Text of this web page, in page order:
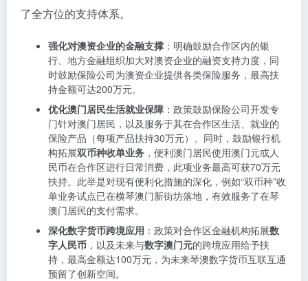
了全方位的支持体系。
强化对澳资企业的金融支撑 ：明确鼓励合作区内的银
行、地方金融组织加大对澳资企业的融资支持力度，同
时鼓励保险公司为澳资企业提供各类保险服务，最高扶
持金额可达200万元。
优化澳门居民生活就业保障 ：政策鼓励保险公司开发专
门针对澳门居民，以及服务于其在合作区生活、就业的
保险产品（每项产品扶持30万元）。同时，鼓励银行机
构拓展双币种收单业务 ，便利澳门居民使用澳门元或人
民币在合作区进行日常消费，此项业务最高可获70万元
扶持。此举是对现有便利化措施的深化，例如“双币种”收
单业务试点已在横琴澳门新街坊落地，有效服务了在琴
澳门居民的支付需求。
深化数字货币跨境应用 ：政策对合作区金融机构拓展数
字人民币 ，以及未来与数字澳门元的跨境应用给予扶
持，最高金额达100万元，为未来琴澳数字货币互联互通
预留了创新空间。